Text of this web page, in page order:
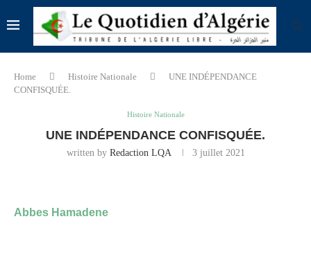
Home Histoire Nationale
UNE INDÉPENDANCE
CONFISQUÉE.
Histoire Nationale
UNE INDÉPENDANCE CONFISQUÉE.
written by Redaction LQA 3 juillet 2021
Abbes Hamadene